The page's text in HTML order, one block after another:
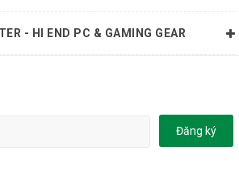
- HI END PC & GAMING GEAR
Đăng ký